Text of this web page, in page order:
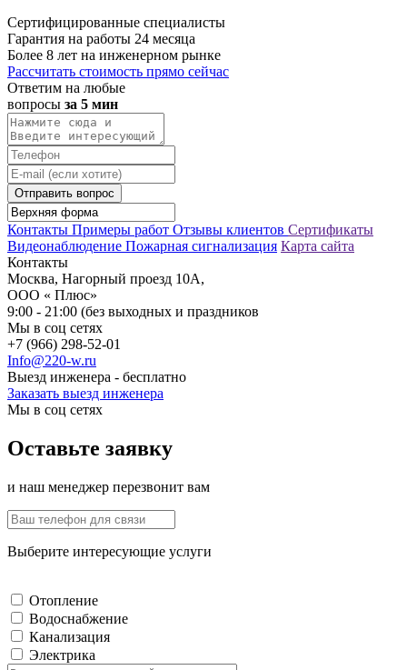
Сертифицированные специалисты
Гарантия на работы 24 месяца
Более 8 лет на инженерном рынке
Рассчитать стоимость прямо сейчас
Ответим на любые
вопросы за 5 мин
Отправить вопрос
Контакты Примеры работ Отзывы клиентов Сертификаты
Видеонаблюдение Пожарная сигнализация Карта сайта
Контакты
Москва, Нагорный проезд 10А,
ООО « Плюс»
9:00 - 21:00 (без выходных и праздников
Мы в соц сетях
+7 (966) 298-52-01
Info@220-w.ru
Выезд инженера - бесплатно
Заказать выезд инженера
Мы в соц сетях
Оставьте заявку
и наш менеджер перезвонит вам
Выберите интересующие услуги
Отопление
Водоснабжение
Канализация
Электрика